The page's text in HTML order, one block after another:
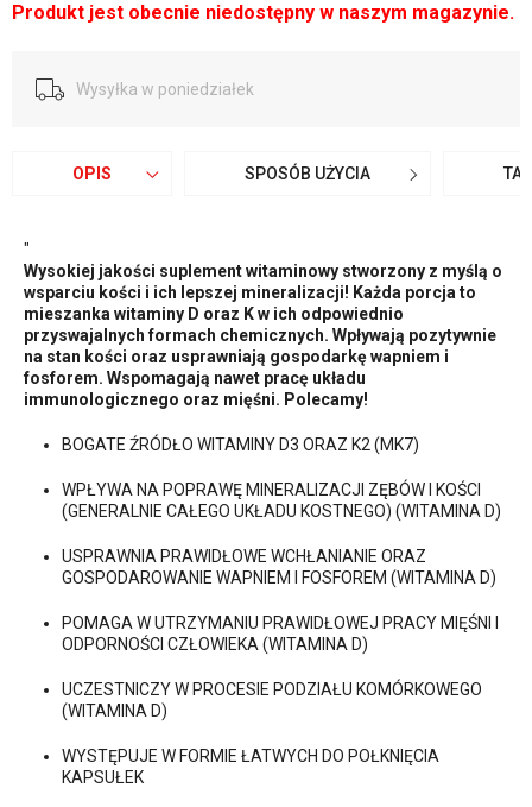
Produkt jest obecnie niedostępny w naszym magazynie.
Wysyłka w poniedziałek
OPIS SPOSÓB UŻYCIA
"
Wysokiej jakości suplement witaminowy stworzony z myślą o
wsparciu kości i ich lepszej mineralizacji! Każda porcja to
mieszanka witaminy D oraz K w ich odpowiednio
przyswajalnych formach chemicznych. Wpływają pozytywnie
na stan kości oraz usprawniają gospodarkę wapniem i
fosforem. Wspomagają nawet pracę układu
immunologicznego oraz mięśni. Polecamy!
BOGATE ŹRÓDŁO WITAMINY D3 ORAZ K2 (MK7)
WPŁYWA NA POPRAWĘ MINERALIZACJI ZĘBÓW I KOŚCI
(GENERALNIE CAŁEGO UKŁADU KOSTNEGO) (WITAMINA D)
USPRAWNIA PRAWIDŁOWE WCHŁANIANIE ORAZ
GOSPODAROWANIE WAPNIEM I FOSFOREM (WITAMINA D)
POMAGA W UTRZYMANIU PRAWIDŁOWEJ PRACY MIĘŚNI I
ODPORNOŚCI CZŁOWIEKA (WITAMINA D)
UCZESTNICZY W PROCESIE PODZIAŁU KOMÓRKOWEGO
(WITAMINA D)
WYSTĘPUJE W FORMIE ŁATWYCH DO POŁKNIĘCIA
KAPSUŁEK